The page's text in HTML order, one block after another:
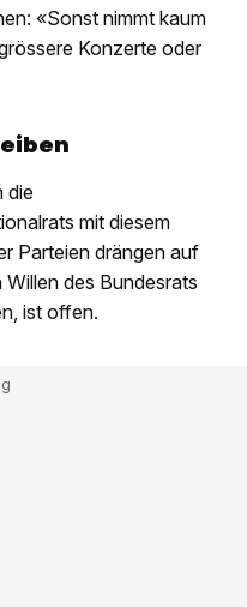
«Sonst nimmt kaum
Konzerte oder
die
mit diesem
Parteien drängen auf
des Bundesrats
ist offen.